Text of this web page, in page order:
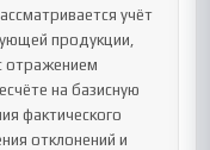
учёт
продукции,
отражением
на базисную
фактического
отклонений и